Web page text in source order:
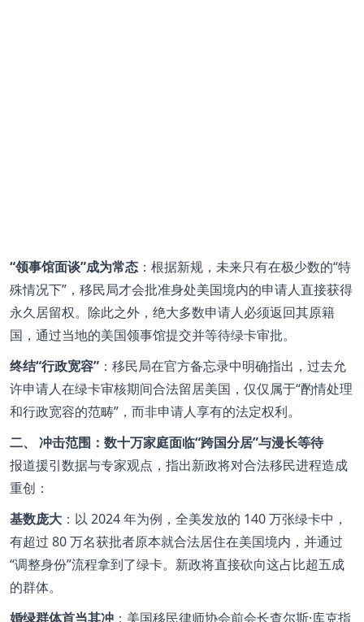
“领事馆面谈”成为常态 ：根据新规，未来只有在极少数的“特
殊情况下”，移民局才会批准身处美国境内的申请人直接获得
永久居留权。除此之外，绝大多数申请人必须返回其原籍
国，通过当地的美国领事馆提交并等待绿卡审批。
终结“行政宽容” ：移民局在官方备忘录中明确指出，过去允
许申请人在绿卡审核期间合法留居美国，仅仅属于“酌情处理
和行政宽容的范畴”，而非申请人享有的法定权利。
二、 冲击范围：数十万家庭面临“跨国分居”与漫长等待
报道援引数据与专家观点，指出新政将对合法移民进程造成
重创：
基数庞大 ：以 2024 年为例，全美发放的 140 万张绿卡中，
有超过 80 万名获批者原本就合法居住在美国境内，并通过
“调整身份”流程拿到了绿卡。新政将直接砍向这占比超五成
的群体。
婚绿群体首当其冲 ：美国移民律师协会前会长查尔斯·库克指